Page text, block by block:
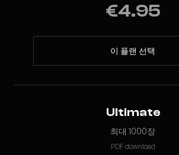
€4.95
이 플랜 선택
Ultimate
최대 1000장
PDF download